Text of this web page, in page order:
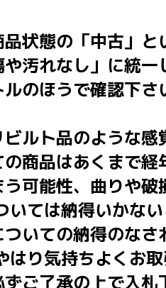
状態の「中古」
汚れなし」に統
のほうで確認下さ
ルト品のような
商品はあくまで
可能性、曲りや
ては納得いかな
いての納得のな
り気持ちよくお
ご了承の上で入札